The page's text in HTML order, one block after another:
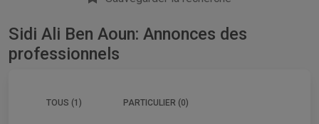
Sidi Ali Ben Aoun: Annonces des
professionnels
TOUS (1) PARTICULIER (0)